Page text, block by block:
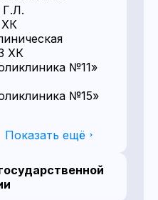
ХК
ХК
№11»
№15»
Показать ещё